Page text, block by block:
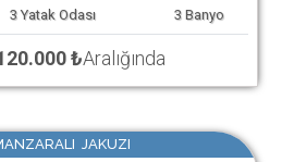
3 Yatak Odası 3 Banyo
₺Aralığında
JAKUZI